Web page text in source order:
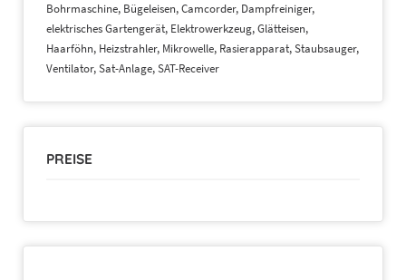
Bohrmaschine, Bügeleisen, Camcorder, Dampfreiniger,
elektrisches Gartengerät, Elektrowerkzeug, Glätteisen,
Haarföhn, Heizstrahler, Mikrowelle, Rasierapparat, Staubsauger,
Ventilator, Sat-Anlage, SAT-Receiver
PREISE